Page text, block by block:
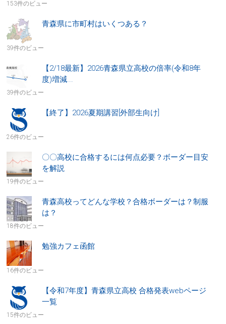
153件のビュー
青森県に市町村はいくつある？
39件のビュー
【2/18最新】2026青森県立高校の倍率(令和8年
度)増減...
39件のビュー
【終了】2026夏期講習[外部生向け]
26件のビュー
〇〇高校に合格するには何点必要？ボーダー目安
を解説
19件のビュー
青森高校ってどんな学校？合格ボーダーは？制服
は？
18件のビュー
勉強カフェ函館
16件のビュー
【令和7年度】青森県立高校 合格発表webページ
一覧
15件のビュー